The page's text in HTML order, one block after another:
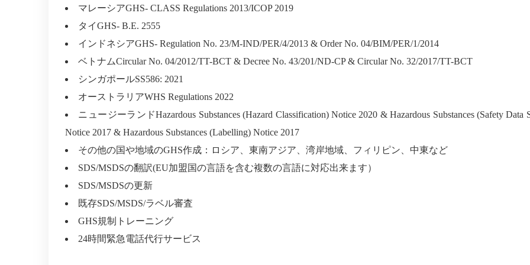
マレーシアGHS- CLASS Regulations 2013/ICOP 2019
タイGHS- B.E. 2555
インドネシアGHS- Regulation No. 23/M-IND/PER/4/2013 & Order No. 04/BIM/PER/1/2014
ベトナムCircular No. 04/2012/TT-BCT & Decree No. 43/201/ND-CP & Circular No. 32/2017/TT-BCT
シンガポールSS586: 2021
オーストラリアWHS Regulations 2022
ニュージーランドHazardous Substances (Hazard Classification) Notice 2020 & Hazardous Substances (Safety Data
Notice 2017 & Hazardous Substances (Labelling) Notice 2017
その他の国や地域のGHS作成：ロシア、東南アジア、湾岸地域、フィリピン、中東など
SDS/MSDSの翻訳(EU加盟国の言語を含む複数の言語に対応出来ます）
SDS/MSDSの更新
既存SDS/MSDS/ラベル審査
GHS規制トレーニング
24時間緊急電話代行サービス